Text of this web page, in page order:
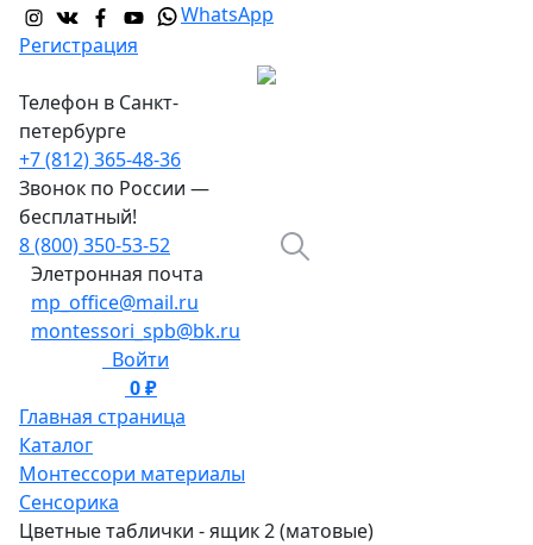
WhatsApp
Регистрация
Телефон в Санкт-
петербурге
+7 (812) 365-48-36
Звонок по России —
бесплатный!
8 (800) 350-53-52
Элетронная почта
mp_office@mail.ru
montessori_spb@bk.ru
Войти
0 ₽
Главная страница
Каталог
Монтессори материалы
Сенсорика
Цветные таблички - ящик 2 (матовые)